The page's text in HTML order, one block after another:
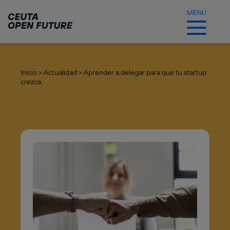
contenido
principal
MENÚ
Inicio >Actualidad >Aprender a delegar para que tu startup
crezca